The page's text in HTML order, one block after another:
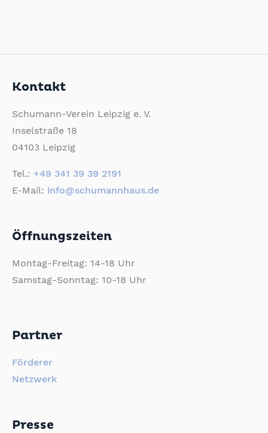
Kontakt
Schumann-Verein Leipzig e. V.
Inselstraße 18
04103 Leipzig
Tel.: +49 341 39 39 2191
E-Mail: info@schumannhaus.de
Öffnungszeiten
Montag-Freitag: 14-18 Uhr
Samstag-Sonntag: 10-18 Uhr
Partner
Förderer
Netzwerk
Presse